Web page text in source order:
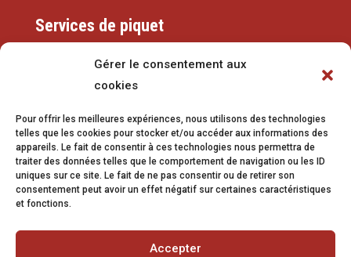
Gérer le consentement aux
cookies
Pour offrir les meilleures expériences, nous utilisons des technologies
telles que les cookies pour stocker et/ou accéder aux informations des
appareils. Le fait de consentir à ces technologies nous permettra de
traiter des données telles que le comportement de navigation ou les ID
uniques sur ce site. Le fait de ne pas consentir ou de retirer son
consentement peut avoir un effet négatif sur certaines caractéristiques
et fonctions.
Accepter
Services de piquet
079 337 66 42
eaux@vetroz.ch
Travaux publics
079 213 92 08